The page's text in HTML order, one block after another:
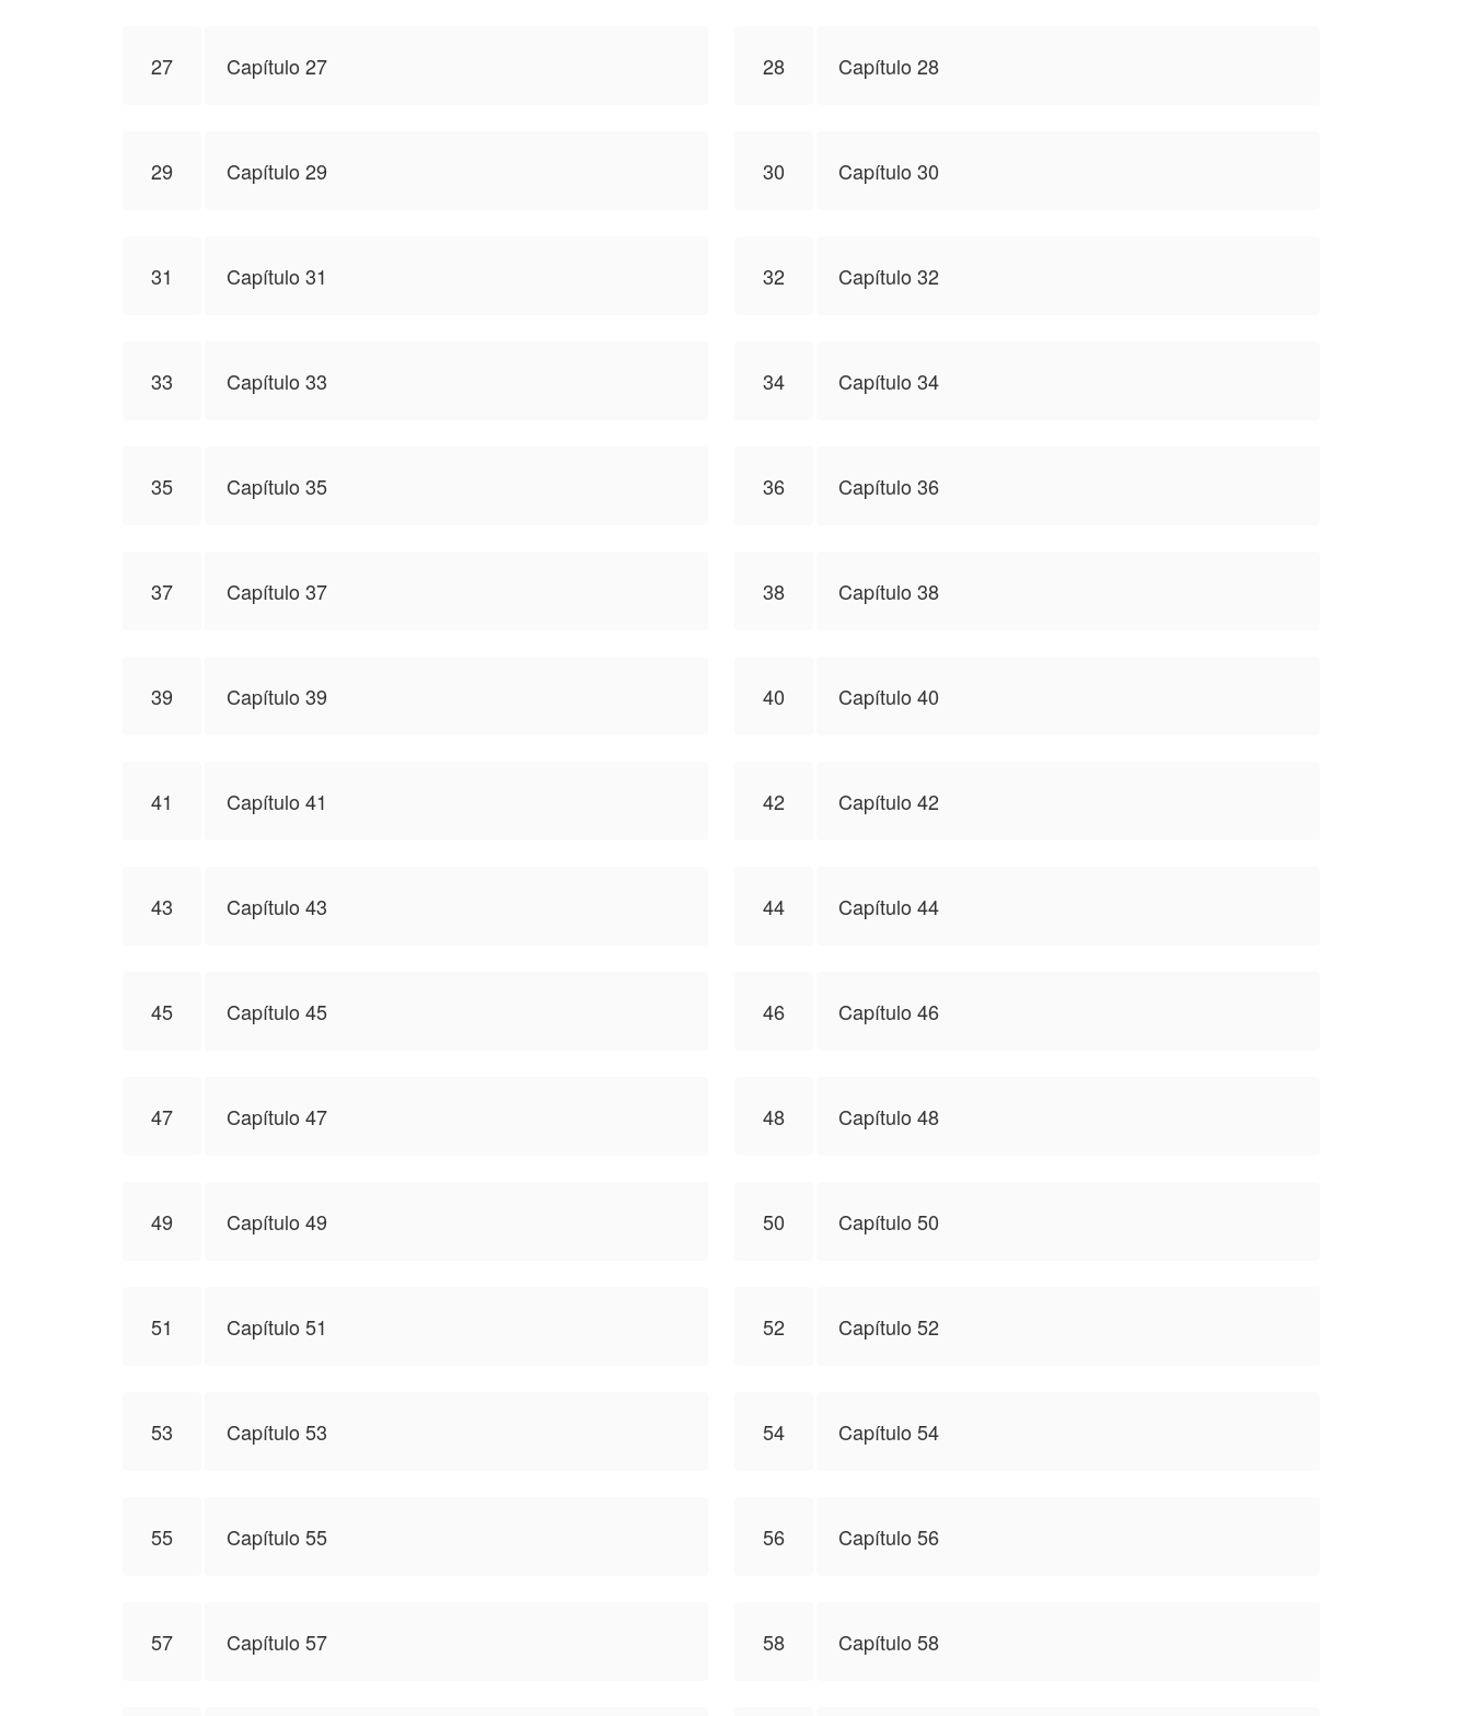
27 Capítulo 27 28 Capítulo 28
29 Capítulo 29 30 Capítulo 30
31 Capítulo 31 32 Capítulo 32
33 Capítulo 33 34 Capítulo 34
35 Capítulo 35 36 Capítulo 36
37 Capítulo 37 38 Capítulo 38
39 Capítulo 39 40 Capítulo 40
41 Capítulo 41 42 Capítulo 42
43 Capítulo 43 44 Capítulo 44
45 Capítulo 45 46 Capítulo 46
47 Capítulo 47 48 Capítulo 48
49 Capítulo 49 50 Capítulo 50
51 Capítulo 51 52 Capítulo 52
53 Capítulo 53 54 Capítulo 54
55 Capítulo 55 56 Capítulo 56
57 Capítulo 57 58 Capítulo 58